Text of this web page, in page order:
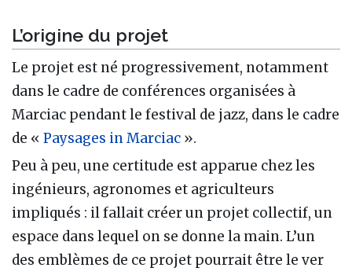
L’origine du projet
Le projet est né progressivement, notamment
dans le cadre de conférences organisées à
Marciac pendant le festival de jazz, dans le cadre
de « Paysages in Marciac ».
Peu à peu, une certitude est apparue chez les
ingénieurs, agronomes et agriculteurs
impliqués : il fallait créer un projet collectif, un
espace dans lequel on se donne la main. L’un
des emblèmes de ce projet pourrait être le ver